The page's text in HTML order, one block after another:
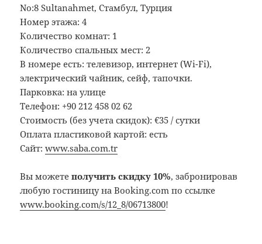
No:8 Sultanahmet, Стамбул, Турция
Номер этажа: 4
Количество комнат: 1
Количество спальных мест: 2
В номере есть: телевизор, интернет (Wi-Fi),
электрический чайник, сейф, тапочки.
Парковка: на улице
Телефон: +90 212 458 02 62
Стоимость (без учета скидок): €35 / сутки
Оплата пластиковой картой: есть
Сайт:www.saba.com.tr
Вы можетеполучить скидку 10%, забронировав
любую гостиницу на Booking.com по ссылке
www.booking.com/s/12_8/06713800!